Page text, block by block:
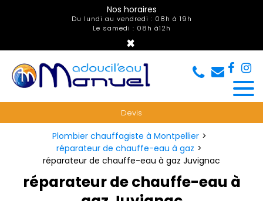
Nos horaires
Du lundi au vendredi : 08h à 19h
Le samedi : 08h à12h
×
Devis
Plombier chauffagiste à Montpellier
réparateur de chauffe-eau à gaz
réparateur de chauffe-eau à gaz Juvignac
réparateur de chauffe-eau à
Panneau de gestion des cookies